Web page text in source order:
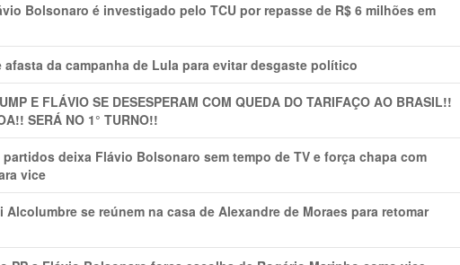
Bolsonaro é investigado pelo TCU por repasse de R$ 6 milhões em
afasta da campanha de Lula para evitar desgaste político
E FLÁVIO SE DESESPERAM COM QUEDA DO TARIFAÇO AO BRASIL!!
SERÁ NO 1° TURNO!!
partidos deixa Flávio Bolsonaro sem tempo de TV e força chapa com
vice
Alcolumbre se reúnem na casa de Alexandre de Moraes para retomar